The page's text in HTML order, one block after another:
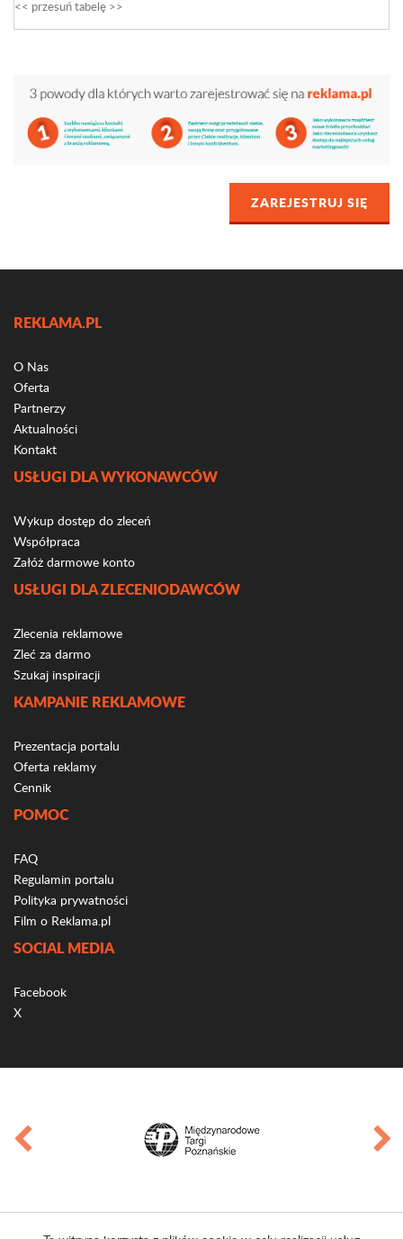
ZAREJESTRUJ SIĘ
REKLAMA.PL
O Nas
Oferta
Partnerzy
Aktualności
Kontakt
USŁUGI DLA WYKONAWCÓW
Wykup dostęp do zleceń
Współpraca
Załóż darmowe konto
USŁUGI DLA ZLECENIODAWCÓW
Zlecenia reklamowe
Zleć za darmo
Szukaj inspiracji
KAMPANIE REKLAMOWE
Prezentacja portalu
Oferta reklamy
Cennik
POMOC
FAQ
Regulamin portalu
Polityka prywatności
Film o Reklama.pl
SOCIAL MEDIA
Facebook
X